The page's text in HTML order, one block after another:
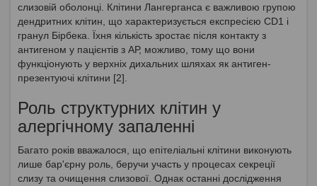
слизовій оболонці. Клітини Лангерганса є важливою групою
дендритних клітин, що характеризується експресією CD1 і
гранул Бірбека. Їхня кількість зростає після контакту з
антигеном у пацієнтів з АР, можливо, тому що вони
функціонують у верхніх дихальних шляхах як антиген-
презентуючі клітини [2].
Роль структурних клітин у
алергічному запаленні
Багато років вважалося, що епітеліальні клітини виконують
лише бар'єрну роль, беручи участь у процесах секреції
слизу та очищення слизової. Однак останні дослідження